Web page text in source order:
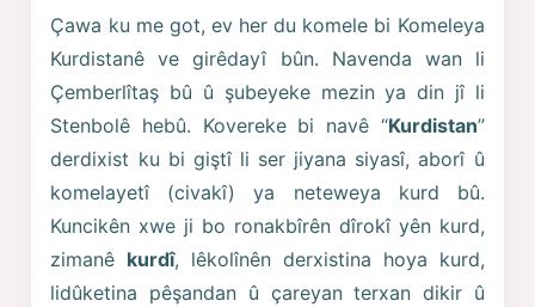
Çawa ku me got, ev her du komele bi Komeleya
Kurdistanê ve girêdayî bûn. Navenda wan li
Çemberlîtaş bû û şubeyeke mezin ya din jî li
Stenbolê hebû. Kovereke bi navê “Kurdistan”
derdixist ku bi giştî li ser jiyana siyasî, aborî û
komelayetî (civakî) ya neteweya kurd bû.
Kuncikên xwe ji bo ronakbîrên dîrokî yên kurd,
zimanê kurdî, lêkolînên derxistina hoya kurd,
lidûketina pêşandan û çareyan terxan dikir û